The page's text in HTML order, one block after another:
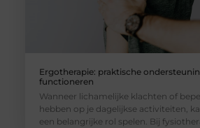
Ergotherapie: praktische
functioneren
Wanneer lichamelijke klachten of
hebben op je dagelijkse activiteiten,
een belangrijke rol spelen. Bij